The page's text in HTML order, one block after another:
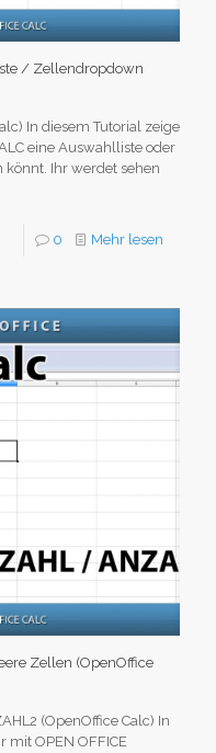
/ Zellendropdown
In diesem Tutorial zeige
eine Auswahlliste oder
Ihr werdet sehen
0 Mehr lesen
Zellen (OpenOffice
(OpenOffice Calc) In
mit OPEN OFFICE